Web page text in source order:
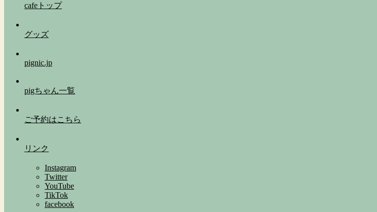
cafeトップ
グッズ
pignic.jp
pigちゃん一覧
ご予約はこちら
リンク
Instagram
Twitter
YouTube
TikTok
facebook